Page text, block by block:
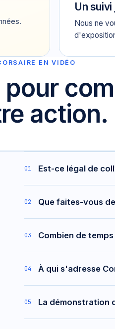
Un
Nous ne
EN VIDÉO
action.
01 Est-ce légal de
Nous n'effectuons
02 Que faites-vous
restitution.
03 Combien de
04 À qui s'adresse
concrètement leur
05 La démonstration